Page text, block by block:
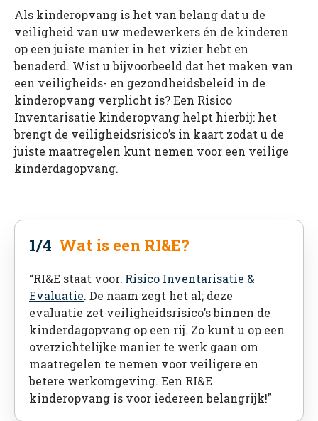
Als kinderopvang is het van belang dat u de
veiligheid van uw medewerkers én de kinderen
op een juiste manier in het vizier hebt en
benaderd. Wist u bijvoorbeeld dat het maken van
een veiligheids- en gezondheidsbeleid in de
kinderopvang verplicht is? Een Risico
Inventarisatie kinderopvang helpt hierbij: het
brengt de veiligheidsrisico’s in kaart zodat u de
juiste maatregelen kunt nemen voor een veilige
kinderdagopvang.
1/4 Wat is een RI&E?
“RI&E staat voor: Risico Inventarisatie &
Evaluatie. De naam zegt het al; deze
evaluatie zet veiligheidsrisico’s binnen de
kinderdagopvang op een rij. Zo kunt u op een
overzichtelijke manier te werk gaan om
maatregelen te nemen voor veiligere en
betere werkomgeving. Een RI&E
kinderopvang is voor iedereen belangrijk!”